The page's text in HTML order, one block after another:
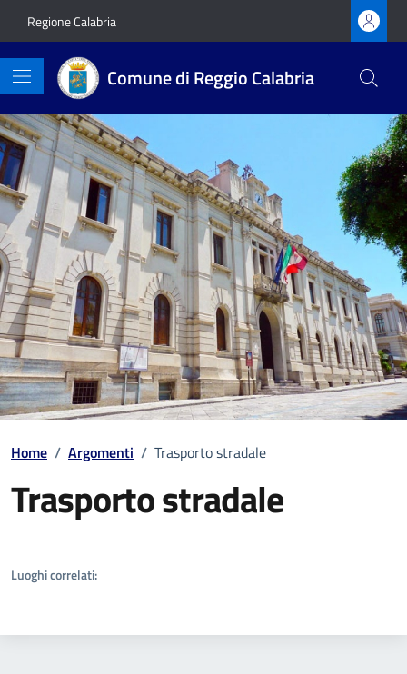
Regione Calabria
Comune di Reggio Calabria
Home / Argomenti / Trasporto stradale
Trasporto stradale
Luoghi correlati: